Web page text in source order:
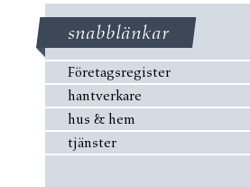
snabblänkar
Företagsregister
hantverkare
hus & hem
tjänster